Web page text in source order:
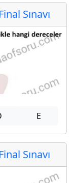
Sınavı
E
Sınavı